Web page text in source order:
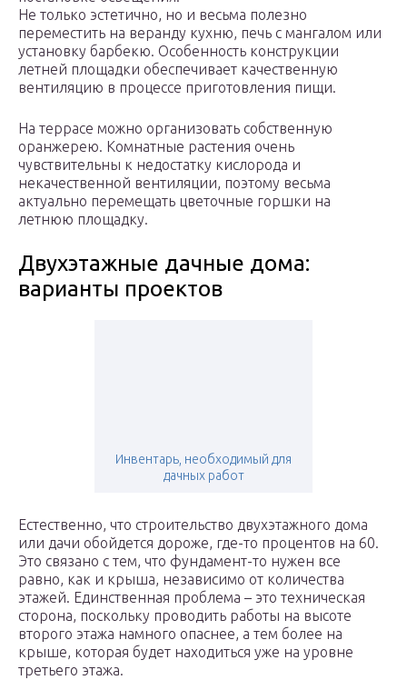
Не только эстетично, но и весьма полезно
переместить на веранду кухню, печь с мангалом или
установку барбекю. Особенность конструкции
летней площадки обеспечивает качественную
вентиляцию в процессе приготовления пищи.
На террасе можно организовать собственную
оранжерею. Комнатные растения очень
чувствительны к недостатку кислорода и
некачественной вентиляции, поэтому весьма
актуально перемещать цветочные горшки на
летнюю площадку.
Двухэтажные дачные дома:
варианты проектов
Инвентарь, необходимый для
дачных работ
Естественно, что строительство двухэтажного дома
или дачи обойдется дороже, где-то процентов на 60.
Это связано с тем, что фундамент-то нужен все
равно, как и крыша, независимо от количества
этажей. Единственная проблема – это техническая
сторона, поскольку проводить работы на высоте
второго этажа намного опаснее, а тем более на
крыше, которая будет находиться уже на уровне
третьего этажа.